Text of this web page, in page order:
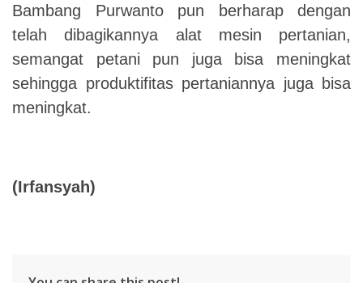
Bambang Purwanto pun berharap dengan
telah dibagikannya alat mesin pertanian,
semangat petani pun juga bisa meningkat
sehingga produktifitas pertaniannya juga bisa
meningkat.
(Irfansyah)